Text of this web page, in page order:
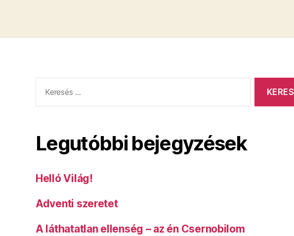
Legutóbbi bejegyzések
Helló Világ!
Adventi szeretet
A láthatatlan ellenség – az én Csernobilom